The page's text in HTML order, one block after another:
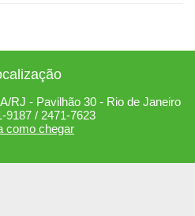
RJ - Pavilhão 30 - Rio de Janeiro
9187 / 2471-7623
como chegar